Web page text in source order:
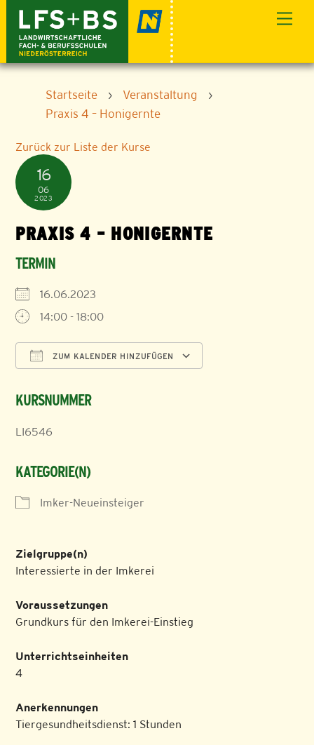
content
Startseite › Veranstaltung
›
Praxis 4 – Honigernte
Zurück zur Liste der Kurse
16
06
2023
PRAXIS 4 – HONIGERNTE
TERMIN
16.06.2023
14:00 - 18:00
ZUM KALENDER HINZUFÜGEN
KURSNUMMER
LI6546
KATEGORIE(N)
Imker-Neueinsteiger
Zielgruppe(n)
Interessierte in der Imkerei
Voraussetzungen
Grundkurs für den Imkerei-Einstieg
Unterrichtseinheiten
4
Anerkennungen
Tiergesundheitsdienst: 1 Stunden